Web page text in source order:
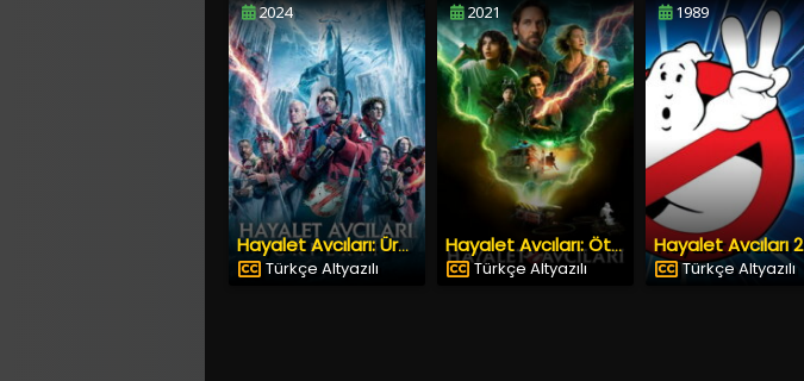
2024
Hayalet Avcıları: Ürperti
Türkçe Altyazılı
2021
Hayalet Avcıları: Öteki Dünya
Türkçe Altyazılı
1989
Hayalet Avcıları 2
Türkçe Altyazılı